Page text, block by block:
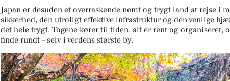
Japan er desuden et overraskende nemt og trygt land at rejse i
sikkerhed, den utroligt effektive infrastruktur og den venlige
det hele trygt. Togene kører til tiden, alt er rent og organiseret,
finde rundt – selv i verdens største by.